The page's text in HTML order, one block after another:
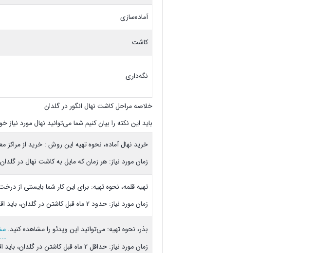
آماده‌سازی
کاشت
نگه‌داری
خلاصه مراحل کاشت نهال انگور در گلدان
باید این نکته را بیان کنیم شما می‌توانید نهال مورد نیاز خود را از 3 روش
خرید نهال آماده، نحوه تهیه این روش : خرید از مراکز
زمان مورد نیاز: هر زمان که مایل به کاشت نهال در
تهیه قلمه، نحوه تهیه: برای این کار شما بایستی از درخت انگور قلمه‌(هایی) به طول 20 تا 40
زمان مورد نیاز: حدود 2 ماه قبل کاشتن در گلدان، باید اقدام کنید.
بذر، نحوه تهیه: می‌توانید این ویدئو را مشاهده کنید.
زمان مورد نیاز: حداقل 2 ماه قبل کاشتن در گلدان، باید اقدام کنید.